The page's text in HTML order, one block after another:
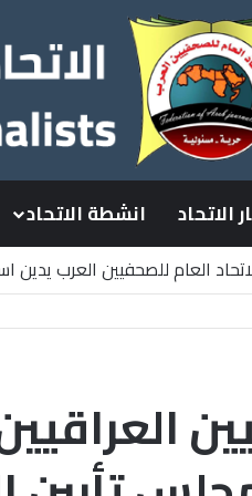
الاتحاد انشطة الاتحاد
العام للصحفيين العرب يدين